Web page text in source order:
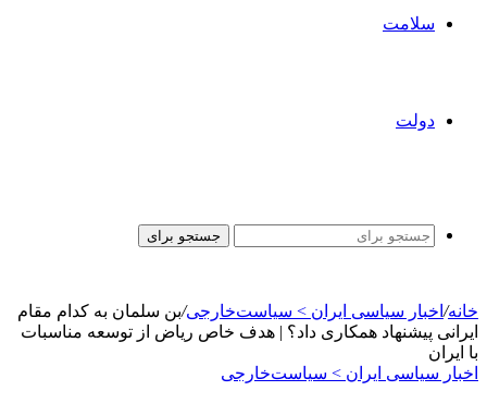
سلامت
دولت
جستجو برای
خانه/ اخبار سیاسی ایران > سیاست‌خارجی/بن سلمان به کدام مقام
ایرانی پیشنهاد همکاری داد؟ | هدف خاص ریاض از توسعه مناسبات
با ایران
اخبار سیاسی ایران > سیاست‌خارجی